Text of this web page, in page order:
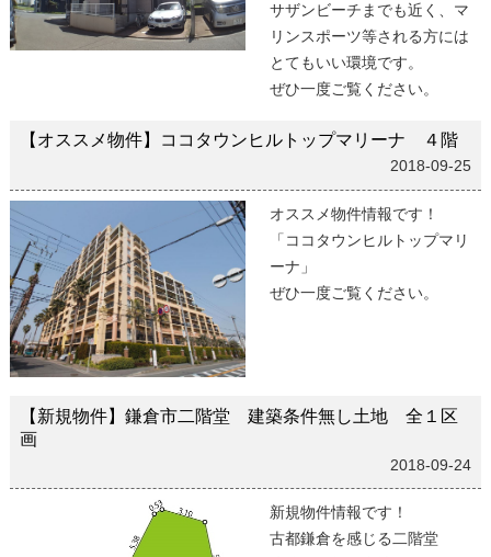
サザンビーチまでも近く、マ
リンスポーツ等される方には
とてもいい環境です。
ぜひ一度ご覧ください。
【オススメ物件】ココタウンヒルトップマリーナ ４階
2018-09-25
オススメ物件情報です！
「ココタウンヒルトップマリ
ーナ」
ぜひ一度ご覧ください。
【新規物件】鎌倉市二階堂 建築条件無し土地 全１区
画
2018-09-24
新規物件情報です！
古都鎌倉を感じる二階堂